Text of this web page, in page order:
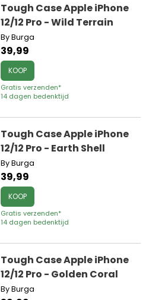
Tough Case Apple iPhone
12/12 Pro - Wild Terrain
By Burga
39,99
KOOP
Gratis verzenden*
14 dagen bedenktijd
Tough Case Apple iPhone
12/12 Pro - Earth Shell
By Burga
39,99
KOOP
Gratis verzenden*
14 dagen bedenktijd
Tough Case Apple iPhone
12/12 Pro - Golden Coral
By Burga